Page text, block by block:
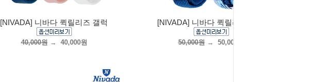
[NIVADA] 니바다 퀵릴리즈 갤럭
40,000원→ 40,000원
[NIVADA] 니바다 퀵릴리즈 갤럭
50,000원→ 50,000원